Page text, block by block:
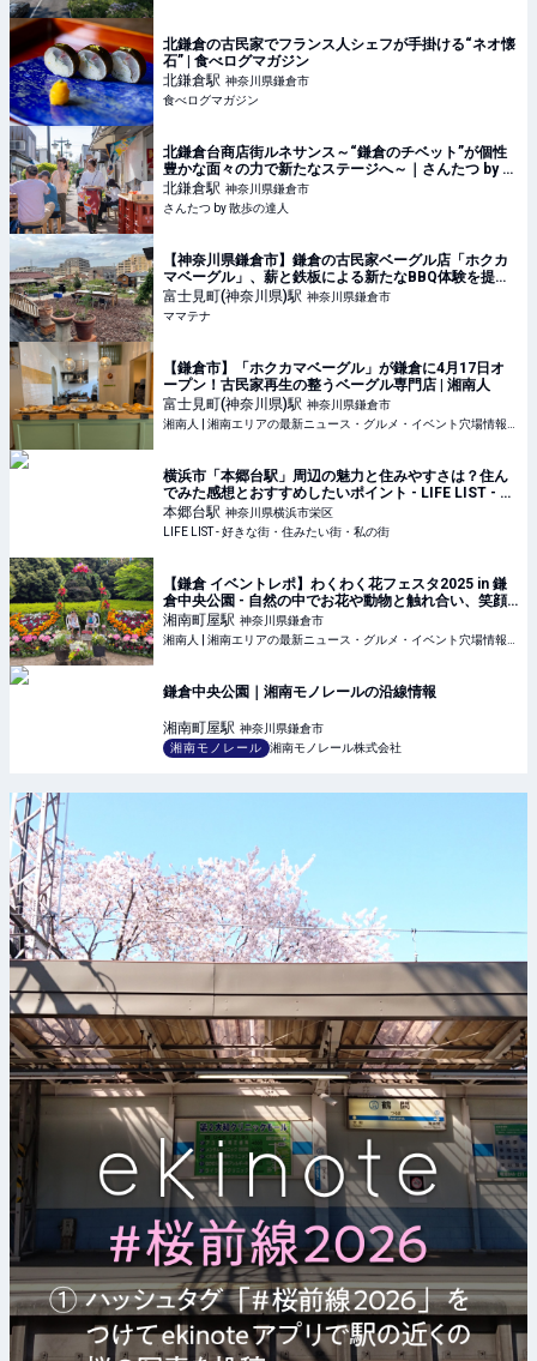
北鎌倉の古民家でフランス人シェフが手掛ける“ネオ懐
石” | 食べログマガジン
北鎌倉駅 神奈川県鎌倉市
食べログマガジン
北鎌倉台商店街ルネサンス～“鎌倉のチベット”が個性
豊かな面々の力で新たなステージへ～｜さんたつ by 散
歩の達人
北鎌倉駅 神奈川県鎌倉市
さんたつ by 散歩の達人
【神奈川県鎌倉市】鎌倉の古民家ベーグル店「ホクカ
マベーグル」、薪と鉄板による新たなBBQ体験を提供 |
ママテナ
富士見町(神奈川県)駅 神奈川県鎌倉市
ママテナ
【鎌倉市】「ホクカマベーグル」が鎌倉に4月17日オ
ープン！古民家再生の整うベーグル専門店 | 湘南人
富士見町(神奈川県)駅 神奈川県鎌倉市
横浜市「本郷台駅」周辺の魅力と住みやすさは？住ん
でみた感想とおすすめしたいポイント - LIFE LIST - 好
きな街・住みたい街・私の街
本郷台駅 神奈川県横浜市栄区
LIFE LIST - 好きな街・住みたい街・私の街
【鎌倉 イベントレポ】わくわく花フェスタ2025 in 鎌
倉中央公園 - 自然の中でお花や動物と触れ合い、笑顔
溢れるイベント！ | 湘南人
湘南町屋駅 神奈川県鎌倉市
鎌倉中央公園｜湘南モノレールの沿線情報
湘南町屋駅 神奈川県鎌倉市
湘南モノレール
湘南モノレール株式会社